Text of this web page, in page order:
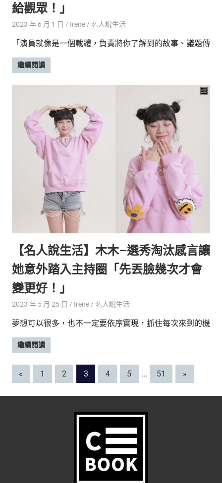
給觀眾！」
2023 年 6 月 1 日 Irene 名人說生活
「演員就像是一個載體，負責將你了解到的故事、議題傳
繼續閱讀
【名人說生活】木木–選秀淘汰感言讓
她意外踏入主持圈「先丟臉幾次才會
變更好！」
2023 年 5 月 25 日 Irene 名人說生活
夢想可以很多，也不一定要依序實現，抓住每次來到的機
繼續閱讀
文
章
« Previous
Posts
1 2 3 4 5 ... 51
Next
Posts
»